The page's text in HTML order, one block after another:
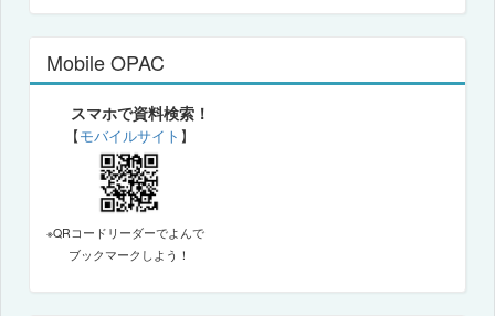
Mobile OPAC
スマホで資料検索！
【モバイルサイト 】
※QRコードリーダーでよんで
ブックマークしよう！